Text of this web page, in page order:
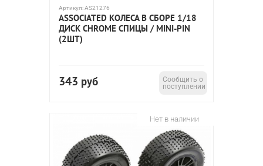
Артикул:AS21276
ASSOCIATED КОЛЕСА В СБОРЕ 1/18
ДИСК CHROME СПИЦЫ / MINI-PIN
(2ШТ)
343 руб
Сообщить о
поступлении
Нет в наличии